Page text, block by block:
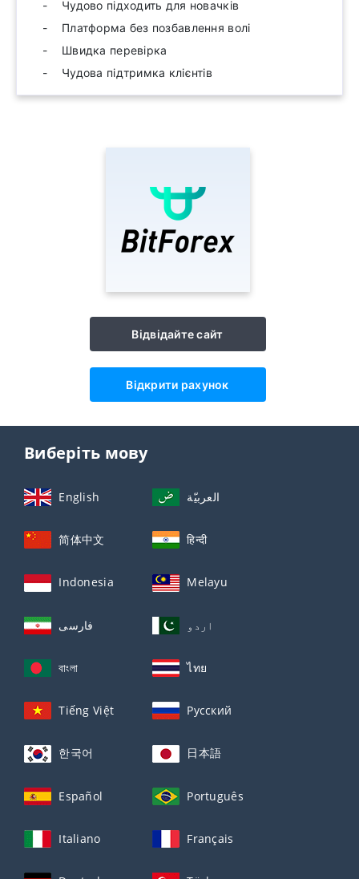
Чудово підходить для новачків
Платформа без позбавлення волі
Швидка перевірка
Чудова підтримка клієнтів
Відвідайте сайт
Відкрити рахунок
Виберіть мову
English العربيّة
简体中文 हिन्दी
Indonesia Melayu
فارسی اردو
বাংলা ไทย
Tiếng Việt Русский
한국어 日本語
Español Português
Italiano Français